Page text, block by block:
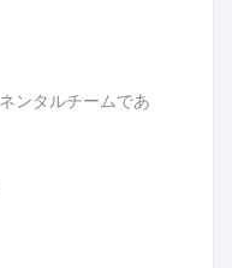
ンタルチームであ